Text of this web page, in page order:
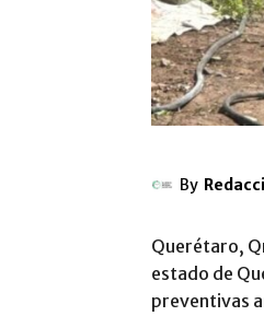
By
Querétaro,
estado de
preventivas